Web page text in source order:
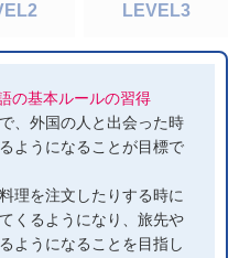
LEVEL3
の基本ルールの習得
、外国の人と出会った時
ようになることが目標で
理を注文したりする時に
くるようになり、旅先や
ようになることを目指し